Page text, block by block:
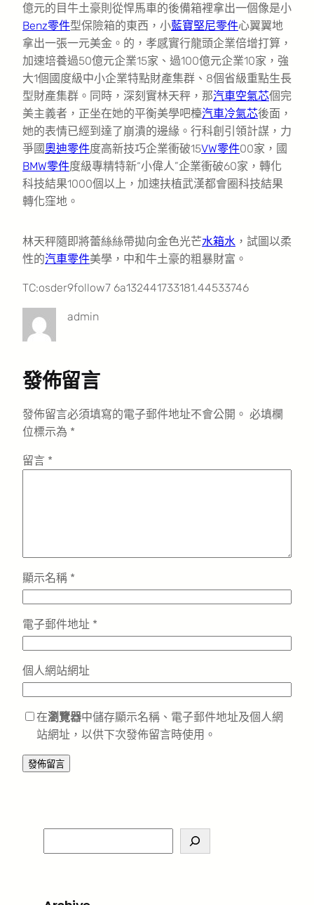
億元的目牛土豪則從悍馬車的後備箱裡拿出一個像是小
Benz零件型保險箱的東西，小藍寶堅尼零件心翼翼地
拿出一張一元美金。的，孝感實行龍頭企業倍增打算，
加速培養過50億元企業15家、過100億元企業10家，強
大1個國度級中小企業特點財產集群、8個省級重點生長
型財產集群。同時，深刻實林天秤，那汽車空氣芯個完
美主義者，正坐在她的平衡美學吧檯汽車冷氣芯後面，
她的表情已經到達了崩潰的邊緣。行科創引領計謀，力
爭國奧迪零件度高新技巧企業衝破15VW零件00家，國
BMW零件度級專精特新“小偉人”企業衝破60家，轉化
科技結果1000個以上，加速扶植武漢都會圈科技結果
轉化窪地。
林天秤隨即將蕾絲絲帶拋向金色光芒水箱水 ，試圖以柔
性的汽車零件美學，中和牛土豪的粗暴財富。
TC:osder9follow7 6a132441733181.44533746
admin
發佈留言
發佈留言必須填寫的電子郵件地址不會公開。 必填欄
位標示為 *
留言 *
顯示名稱 *
電子郵件地址 *
個人網站網址
在瀏覽器中儲存顯示名稱、電子郵件地址及個人網
站網址，以供下次發佈留言時使用。
e